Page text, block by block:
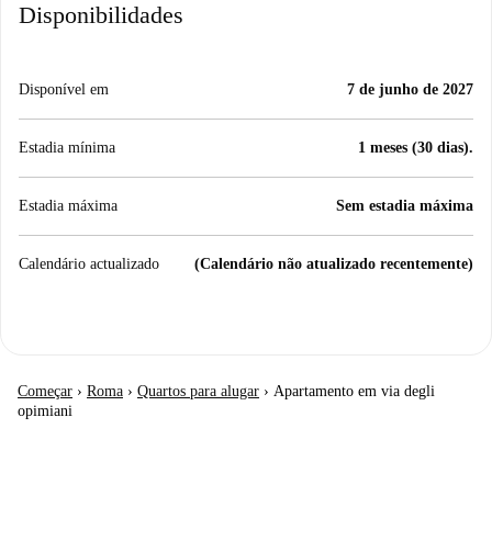
Disponibilidades
Disponível em 7 de junho de 2027
Estadia mínima 1 meses (30 dias).
Estadia máxima Sem estadia máxima
Calendário actualizado (Calendário não atualizado recentemente)
Começar › Roma › Quartos para alugar › Apartamento em via degli
opimiani